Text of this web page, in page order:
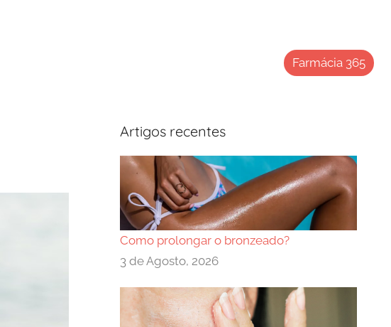
Farmácia 365
Artigos recentes
Como prolongar o bronzeado?
3 de Agosto, 2026